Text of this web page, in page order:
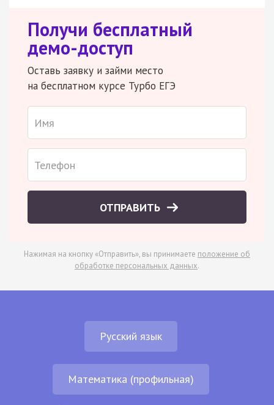
Получи бесплатный
демо-доступ
Оставь заявку и займи место
на бесплатном курсе Турбо ЕГЭ
ОТПРАВИТЬ
Нажимая на кнопку «Отправить», вы принимаете положение об
обработке персональных данных.
Русский язык
Математика (профильная)